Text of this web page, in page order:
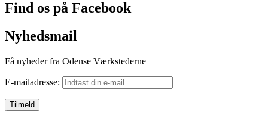
Find os på Facebook
Nyhedsmail
Få nyheder fra Odense Værkstederne
E-mailadresse: